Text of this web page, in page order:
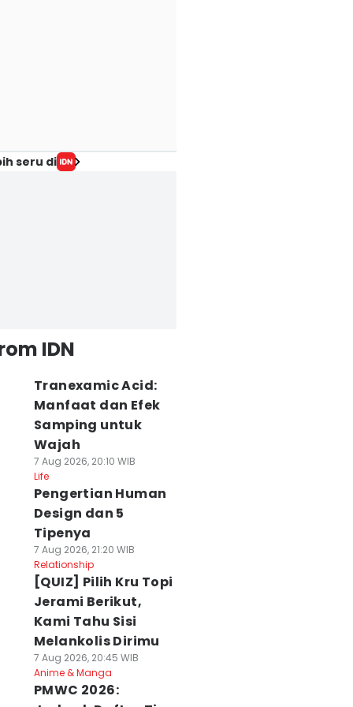
seru di
IDN
Tranexamic Acid:
Manfaat dan Efek
Samping untuk
Wajah
7 Aug 2026, 20:10 WIB
Life
Pengertian Human
Design dan 5
Tipenya
7 Aug 2026, 21:20 WIB
Relationship
[QUIZ] Pilih Kru Topi
Jerami Berikut,
Kami Tahu Sisi
Melankolis Dirimu
7 Aug 2026, 20:45 WIB
Anime & Manga
PMWC 2026: